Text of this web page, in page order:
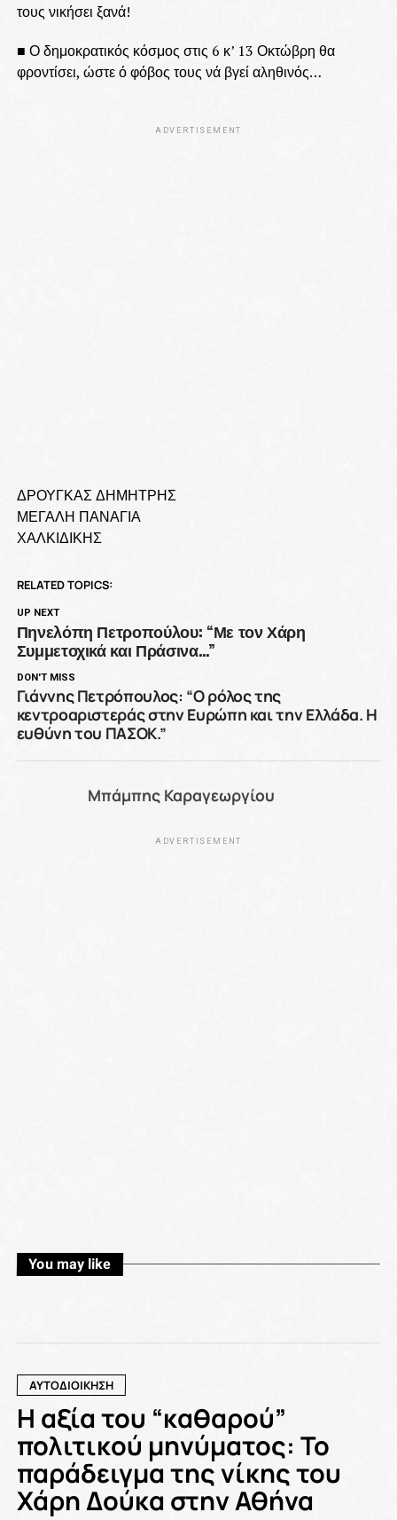
τους νικήσει ξανά!
■ Ο δημοκρατικός κόσμος στις 6 κ’ 13 Οκτώβρη θα
φροντίσει, ώστε ό φόβος τους νά βγεί αληθινός…
ADVERTISEMENT
ΔΡΟΥΓΚΑΣ ΔΗΜΗΤΡΗΣ
ΜΕΓΑΛΗ ΠΑΝΑΓΙΑ
ΧΑΛΚΙΔΙΚΗΣ
RELATED TOPICS:
UP NEXT
Πηνελόπη Πετροπούλου: “Με τον Χάρη
Συμμετοχικά και Πράσινα…”
DON'T MISS
Γιάννης Πετρόπουλος: “Ο ρόλος της
κεντροαριστεράς στην Ευρώπη και την Ελλάδα. Η
ευθύνη του ΠΑΣΟΚ.”
Μπάμπης Καραγεωργίου
ADVERTISEMENT
You may like
ΑΥΤΟΔΙΟΙΚΗΣΗ
Η αξία του “καθαρού”
πολιτικού μηνύματος: Το
παράδειγμα της νίκης του
Χάρη Δούκα στην Αθήνα